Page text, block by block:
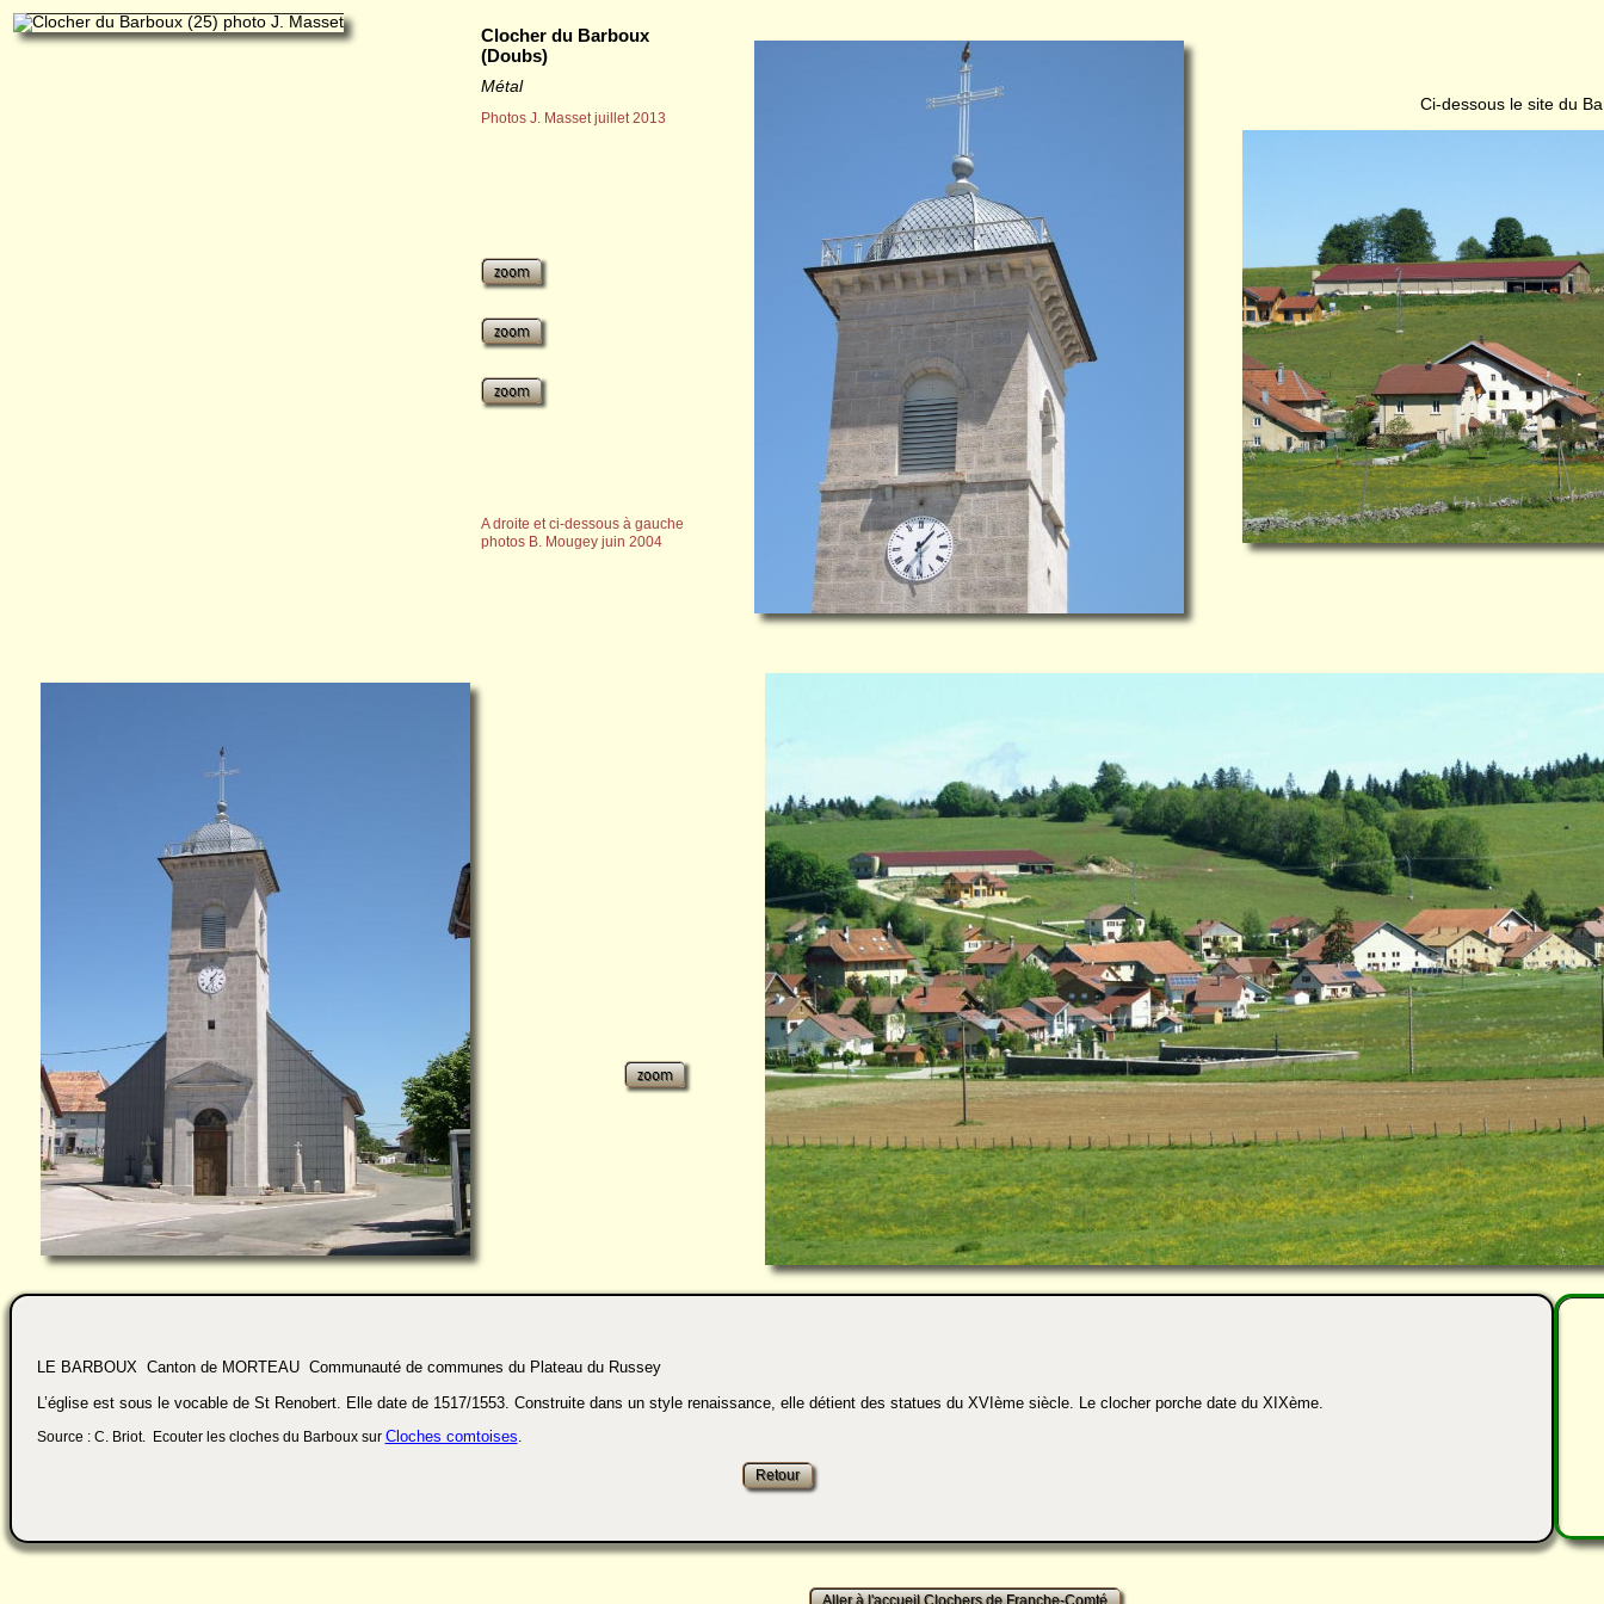
Clocher du Barboux
(Doubs)
Métal
Photos J. Masset juillet 2013
A droite et ci-dessous à gauche
photos B. Mougey juin 2004
Ci-dessous le site du
LE BARBOUX Canton de MORTEAU Communauté de communes du Plateau du Russey
L’église est sous le vocable de St Renobert. Elle date de 1517/1553. Construite dans un style renaissance, elle détient des statues du XVIème siècle. Le clocher porche date du XIXème.
Source : C. Briot. Ecouter les cloches du Barboux sur Cloches comtoises